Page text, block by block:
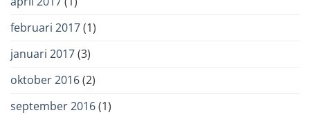
februari 2017(1)
januari 2017(3)
oktober 2016(2)
september 2016(1)